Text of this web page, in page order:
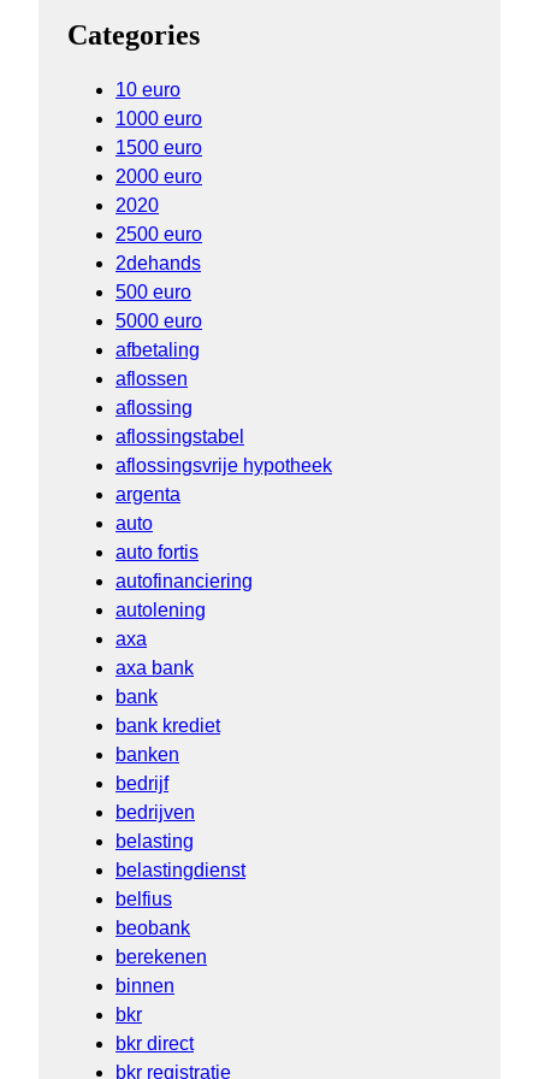
Categories
10 euro
1000 euro
1500 euro
2000 euro
2020
2500 euro
2dehands
500 euro
5000 euro
afbetaling
aflossen
aflossing
aflossingstabel
aflossingsvrije hypotheek
argenta
auto
auto fortis
autofinanciering
autolening
axa
axa bank
bank
bank krediet
banken
bedrijf
bedrijven
belasting
belastingdienst
belfius
beobank
berekenen
binnen
bkr
bkr direct
bkr registratie